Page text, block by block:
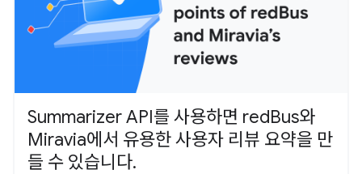
Summarizer API를 사용하면 redBus와
Miravia에서 유용한 사용자 리뷰 요약을 만
들 수 있습니다.